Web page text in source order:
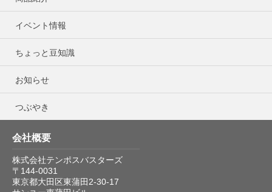
イベント情報
ちょっと豆知識
お知らせ
つぶやき
会社概要
株式会社テンポスバスターズ
〒144-0031
東京都大田区東蒲田2-30-17